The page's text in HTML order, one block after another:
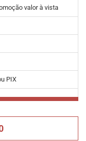
valor à vista
PIX